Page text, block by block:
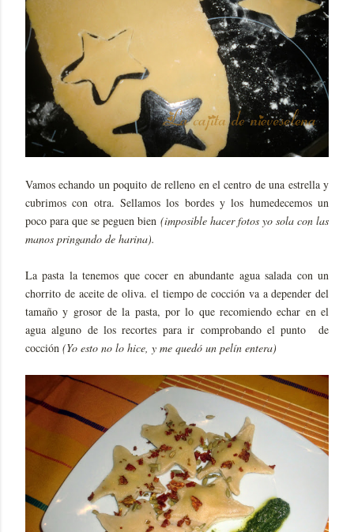
Vamos echando un poquito de relleno en el centro de una estrella y
cubrimos con otra. Sellamos los bordes y los humedecemos un
poco para que se peguen bien (imposible hacer fotos yo sola con las
manos pringando de harina).
La pasta la tenemos que cocer en abundante agua salada con un
chorrito de aceite de oliva. el tiempo de cocción va a depender del
tamaño y grosor de la pasta, por lo que recomiendo echar en el
agua alguno de los recortes para ir comprobando el punto de
cocción (Yo esto no lo hice, y me quedó un pelín entera)